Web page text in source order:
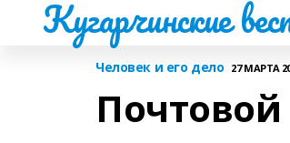
Кугарчинские
Человек и его дело 27 МАРТА